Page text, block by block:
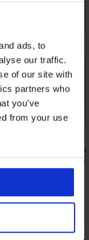
ads, to
our traffic.
of our site with
partners who
you’ve
from your use
Bestseller
Grudnjak
53,99 €